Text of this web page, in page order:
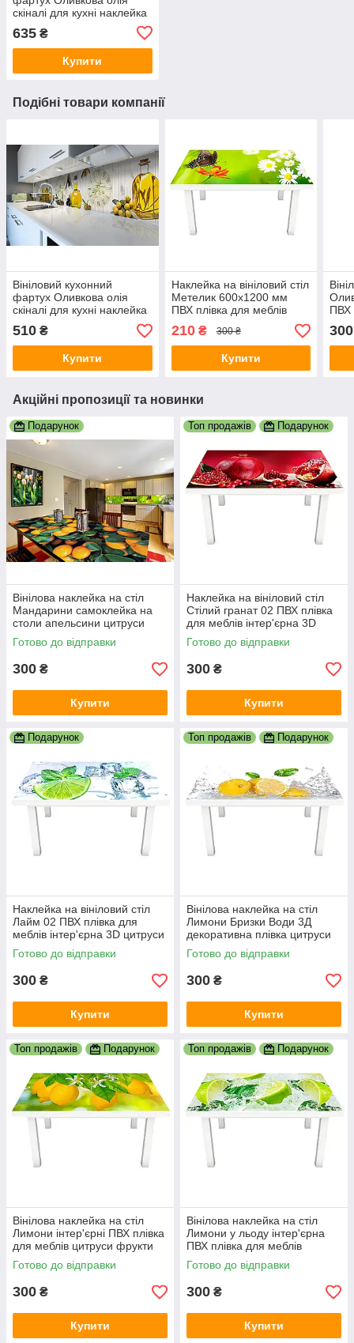
скіналі для кухні наклейка
Греція Жовтий 600х2500
мм
635 ₴
Купити
Подібні товари компанії
Вініловий кухонний
фартух Оливкова олія
скіналі для кухні наклейка
ПВХ оливки маслини
Греція Жовтий 600х2000
мм
510 ₴
Купити
Наклейка на вініловий стіл
Метелик 600х1200 мм
ПВХ плівка для меблів
інтер'єрна 3D трава
ромашки зелений
210₴ 300 ₴
Купити
ПВХ
300
Акційні пропозиції та новинки
Подарунок
Вінілова наклейка на стіл
Мандарини самоклейка на
столи апельсини цитруси
помаранчевий принт
600х1200 мм
Готово до відправки
300 ₴
Купити
Топ продажів Подарунок
Наклейка на вініловий стіл
Стілий гранат 02 ПВХ плівка
для меблів інтер'єрна 3D
червоні зерна 600х1200 мм
Готово до відправки
300 ₴
Купити
Подарунок
Наклейка на вініловий стіл
Лайм 02 ПВХ плівка для
меблів інтер'єрна 3D цитруси
лід м'ята зелений 600х1200
мм
Готово до відправки
300 ₴
Купити
Топ продажів Подарунок
Вінілова наклейка на стіл
Лимони Бризки Води 3Д
декоративна плівка цитруси
Фрукти Жовтий 600х1200 мм
Готово до відправки
300 ₴
Купити
Топ продажів Подарунок
Вінілова наклейка на стіл
Лимони інтер'єрні ПВХ плівка
для меблів цитруси фрукти
Жовтий 600х1200 мм
Готово до відправки
300 ₴
Купити
Топ продажів Подарунок
Вінілова наклейка на стіл
Лимони у льоду інтер'єрна
ПВХ плівка для меблів
цитруси м'ята Жовтий
600х1200 мм
Готово до відправки
300 ₴
Купити